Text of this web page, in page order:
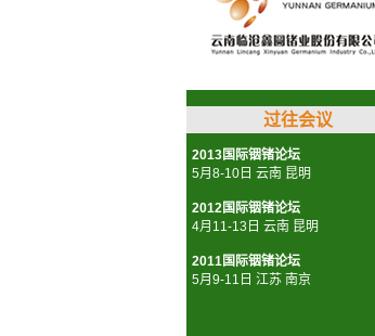
过往会议
2013国际铟锗论坛
5月8-10日 云南 昆明
2012国际铟锗论坛
4月11-13日 云南 昆明
2011国际铟锗论坛
5月9-11日 江苏 南京